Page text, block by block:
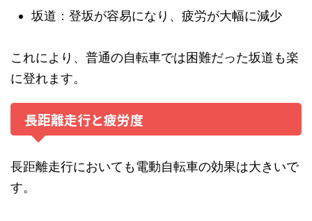
坂道：登坂が容易になり、疲労が大幅に減少
これにより、普通の自転車では困難だった坂道も楽
に登れます。
長距離走行と疲労度
長距離走行においても電動自転車の効果は大きいで
す。